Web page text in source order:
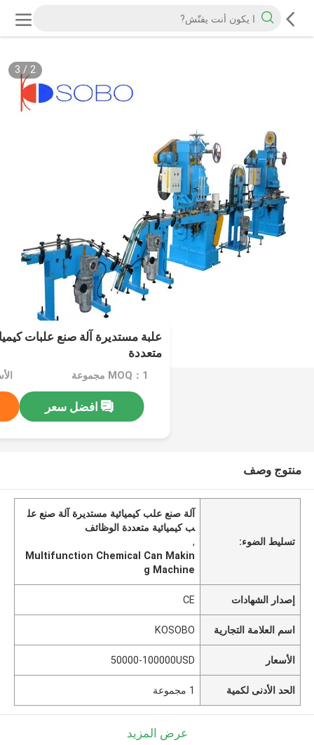
2
/
3
علبة مستديرة آلة صنع علبات
متعددة
MOQ：1 مجموعة
افضل سعر
منتوج وصف
تسليط الضوء:
آلة صنع علب كيميائية مستديرة آلة صنع عل
ب كيميائية متعددة الوظائف
,
Multifunction Chemical Can Makin
g Machine
إصدار الشهادات CE
اسم العلامة التجارية KOSOBO
الأسعار 50000-100000USD
الحد الأدنى لكمية 1 مجموعة
عرض المزيد